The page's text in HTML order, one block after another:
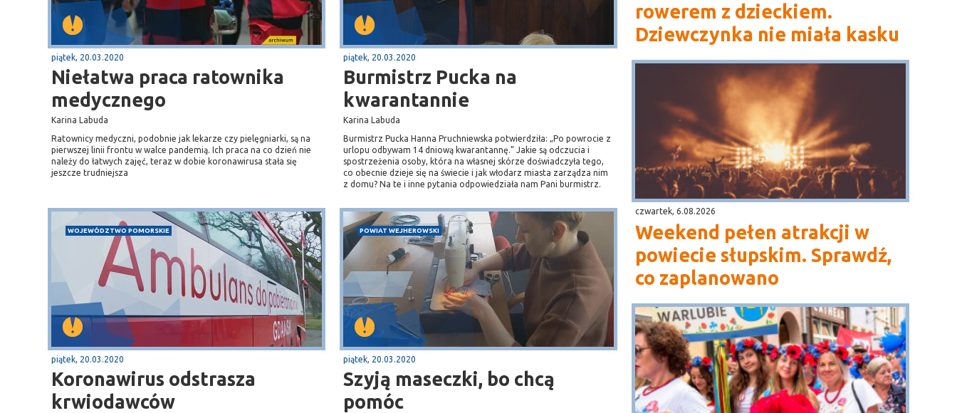
piątek, 20.03.2020
Niełatwa praca ratownika
medycznego
Karina Labuda
Ratownicy medyczni, podobnie jak lekarze czy pielęgniarki, są na
pierwszej linii frontu w walce pandemią. Ich praca na co dzień nie
należy do łatwych zajęć, teraz w dobie koronawirusa stała się
jeszcze trudniejsza
piątek, 20.03.2020
Burmistrz Pucka na
kwarantannie
Karina Labuda
Burmistrz Pucka Hanna Pruchniewska potwierdziła: „Po powrocie z
urlopu odbywam 14 dniową kwarantannę.” Jakie są odczucia i
spostrzeżenia osoby, która na własnej skórze doświadczyła tego,
co obecnie dzieje się na świecie i jak włodarz miasta zarządza nim
z domu? Na te i inne pytania odpowiedziała nam Pani burmistrz.
WOJEWÓDZTWO POMORSKIE
piątek, 20.03.2020
Koronawirus odstrasza
krwiodawców
POWIAT WEJHEROWSKI
piątek, 20.03.2020
Szyją maseczki, bo chcą
pomóc
rowerem z dzieckiem.
Dziewczynka nie miała kasku
czwartek, 6.08.2026
Weekend pełen atrakcji w
powiecie słupskim. Sprawdź,
co zaplanowano